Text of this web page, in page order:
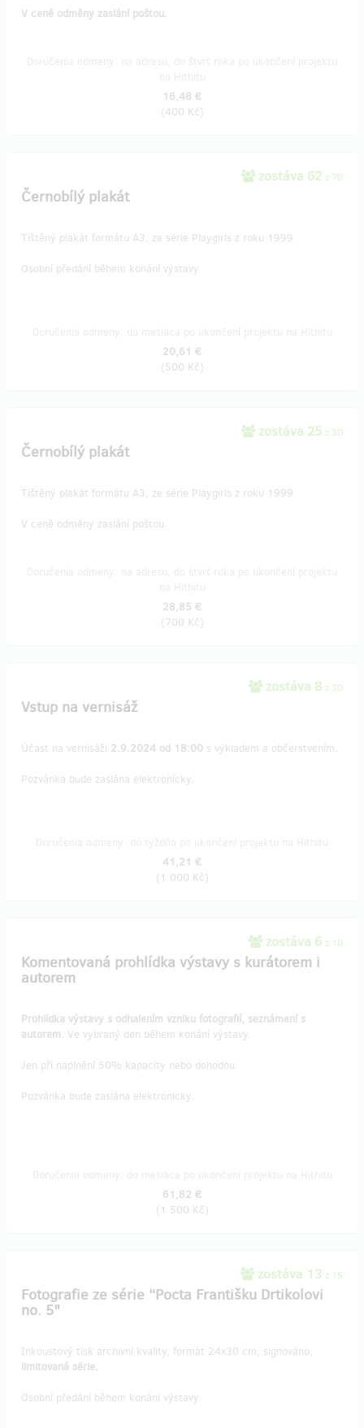
V ceně odměny zaslání poštou.
16,48 €
(400 Kč)
zostáva 62 z 70
Černobílý plakát
Tištěný plakát formátu A3, ze série Playgirls z roku 1999.
Osobní předání během konání výstavy.
20,61 €
(500 Kč)
zostáva 25 z 30
Černobílý plakát
Tištěný plakát formátu A3, ze série Playgirls z roku 1999.
V ceně odměny zaslání poštou.
28,85 €
(700 Kč)
zostáva 8 z 30
Vstup na vernisáž
Účast na vernisáži 2.9.2024 od 18:00 s výkladem a občerstvením.
Pozvánka bude zaslána elektronicky.
41,21 €
(1 000 Kč)
zostáva 6 z 10
Komentovaná prohlídka výstavy s kurátorem i
autorem
Prohlídka výstavy s odhalením vzniku fotografií, seznámení s
autorem. Ve vybraný den během konání výstavy.
Jen při naplnění 50% kapacity nebo dohodou.
Pozvánka bude zaslána elektronicky.
61,82 €
(1 500 Kč)
zostáva 13 z 15
Fotografie ze série “Pocta Františku Drtikolovi
no. 5"
Inkoustový tisk archivní kvality, formát 24x30 cm, signováno,
limitovaná série.
Osobní předání během konání výstavy.